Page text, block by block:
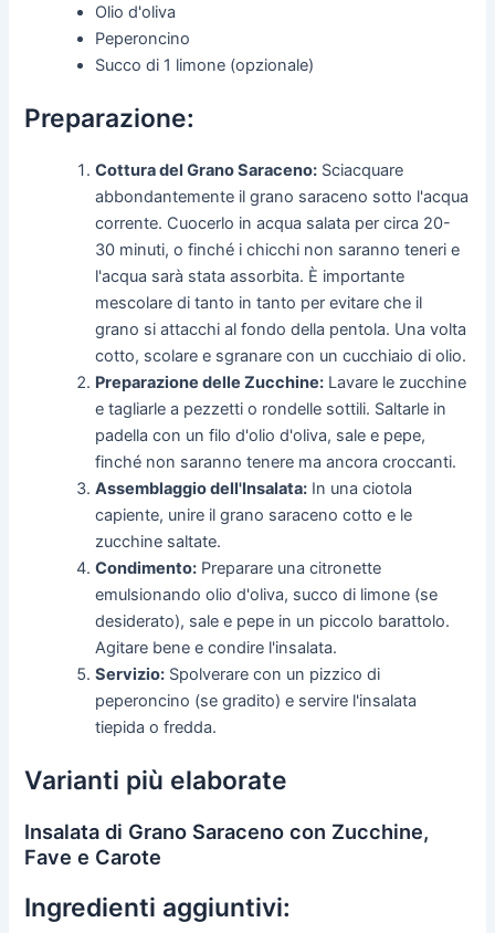
Olio d'oliva
Peperoncino
Succo di 1 limone (opzionale)
Preparazione:
Cottura del Grano Saraceno: Sciacquare
abbondantemente il grano saraceno sotto l'acqua
corrente. Cuocerlo in acqua salata per circa 20-
30 minuti, o finché i chicchi non saranno teneri e
l'acqua sarà stata assorbita. È importante
mescolare di tanto in tanto per evitare che il
grano si attacchi al fondo della pentola. Una volta
cotto, scolare e sgranare con un cucchiaio di olio.
Preparazione delle Zucchine: Lavare le zucchine
e tagliarle a pezzetti o rondelle sottili. Saltarle in
padella con un filo d'olio d'oliva, sale e pepe,
finché non saranno tenere ma ancora croccanti.
Assemblaggio dell'Insalata: In una ciotola
capiente, unire il grano saraceno cotto e le
zucchine saltate.
Condimento: Preparare una citronette
emulsionando olio d'oliva, succo di limone (se
desiderato), sale e pepe in un piccolo barattolo.
Agitare bene e condire l'insalata.
Servizio: Spolverare con un pizzico di
peperoncino (se gradito) e servire l'insalata
tiepida o fredda.
Varianti più elaborate
Insalata di Grano Saraceno con Zucchine,
Fave e Carote
Ingredienti aggiuntivi: